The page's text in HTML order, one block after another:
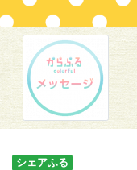
シェアふる